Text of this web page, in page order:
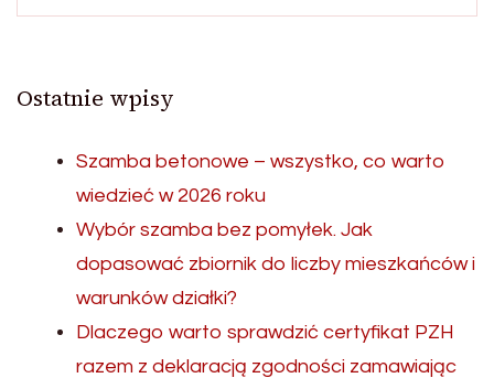
Ostatnie wpisy
Szamba betonowe – wszystko, co warto
wiedzieć w 2026 roku
Wybór szamba bez pomyłek. Jak
dopasować zbiornik do liczby mieszkańców i
warunków działki?
Dlaczego warto sprawdzić certyfikat PZH
razem z deklaracją zgodności zamawiając